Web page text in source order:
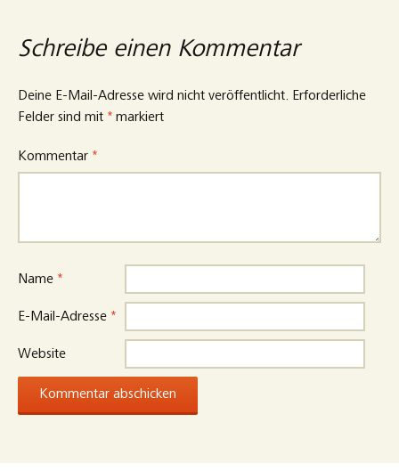
Schreibe einen Kommentar
Deine E-Mail-Adresse wird nicht veröffentlicht. Erforderliche
Felder sind mit * markiert
Kommentar *
Name *
E-Mail-Adresse *
Website